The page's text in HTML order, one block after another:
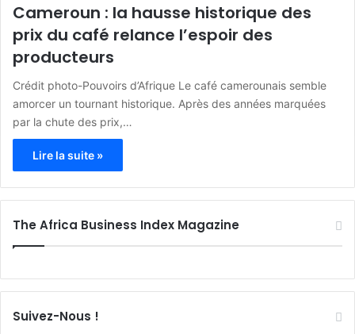
Cameroun : la hausse historique des
prix du café relance l’espoir des
producteurs
Crédit photo-Pouvoirs d’Afrique Le café camerounais semble
amorcer un tournant historique. Après des années marquées
par la chute des prix,…
Lire la suite »
The Africa Business Index Magazine
Suivez-Nous !